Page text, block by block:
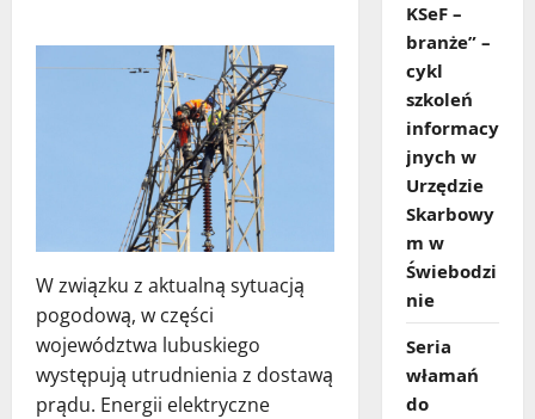
W związku z aktualną sytuacją
pogodową, w części
województwa lubuskiego
występują utrudnienia z dostawą
prądu. Energii elektryczne
KSeF –
branże” –
cykl
szkoleń
informacy
jnych w
Urzędzie
Skarbowy
m w
Świebodzi
nie
Seria
włamań
do